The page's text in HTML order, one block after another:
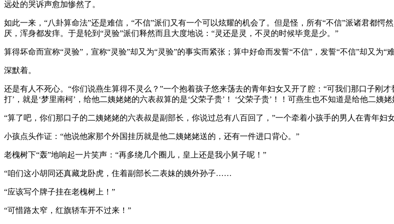
远处的哭诉声愈加惨然了。
如此一来，“八卦算命法”还是难信，“不信”派们又有一个可以炫耀的机会了。但是怪，所有“不信”派诸君都
厌，浑身都发痒。于是轮到“灵验”派们释然而且大度地说：“灵还是灵，不灵的时候毕竟是少。”
算得坏命而宣称“灵验”，宣称“灵验”却又为“灵验”的事实而紧张；算中好命而发誓“不信”，发誓“不信”却又为“
深默着。
还是有人不死心。“你们说燕生算得不灵么？”一个抱着孩子悠来荡去的青年妇女又开了腔：“可我们那口子刚
打’，就是‘梦里南柯’，给他二姨姥姥的六表叔算的是‘父荣子贵’！ ‘父荣子贵’！！可燕生也不知道是给他二
“算了吧，你们那口子的二姨姥姥的六表叔是副部长，你说过总有八百回了，”一个牵着小孩手的男人在青年妇
小孩点头作证：“他说他家那个外国挂历就是他二姨姥姥送的，还有一件进口背心。”
老槐树下“轰”地响起一片笑声：“再多绕几个圈儿，皇上还是我小舅子呢！”
“咱们这小胡同还真藏龙卧虎，住着副部长二表妹的姨外孙子……
“应该写个牌子挂在老槐树上！”
“可惜路太窄，红旗轿车开不过来！”